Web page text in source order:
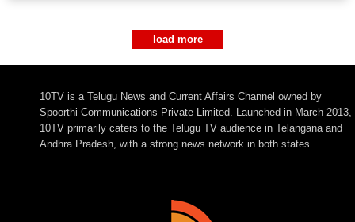
load more
10TV is a Telugu News and Current Affairs Channel owned by
Spoorthi Communications Private Limited. Launched in March 2013,
10TV primarily caters to the Telugu TV audience in Telangana and
Andhra Pradesh, with a strong news network in both states.